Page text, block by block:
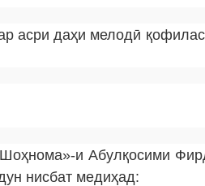
асри даҳи мелодӣ
и Абулқосими
нисбат медиҳад: